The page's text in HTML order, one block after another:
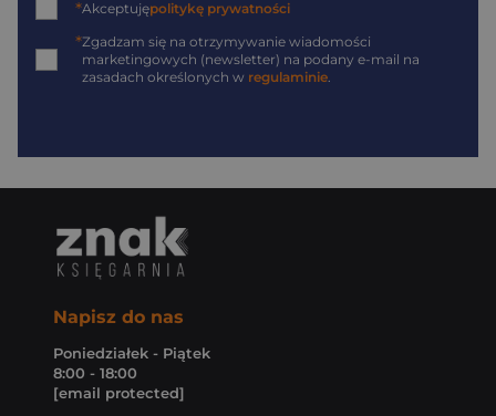
*Akceptujępolitykę prywatności
*Zgadzam się na otrzymywanie wiadomości
marketingowych (newsletter) na podany e-mail na
zasadach określonych w regulaminie.
Napisz do nas
Poniedziałek - Piątek
8:00 - 18:00
[email protected]